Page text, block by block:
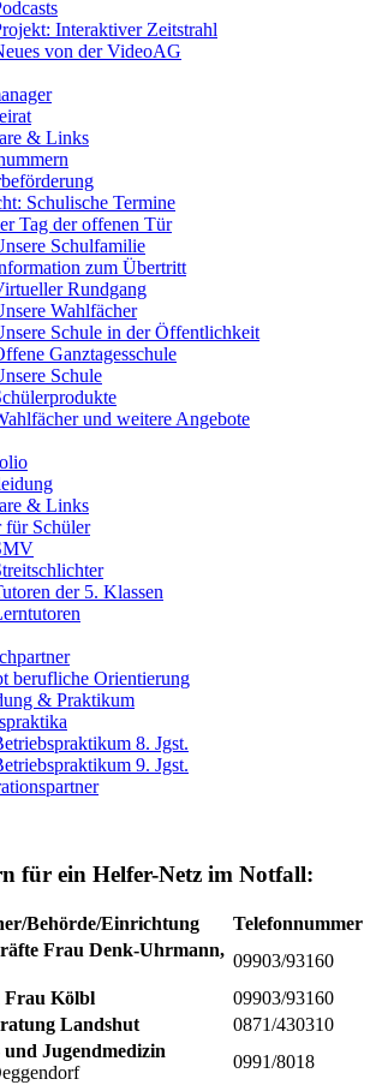
Interaktiver Zeitstrahl
von der VideoAG
& Links
Schulische Termine
Tag der offenen Tür
Schulfamilie
zum Übertritt
Rundgang
Wahlfächer
Schule in der Öffentlichkeit
Ganztagesschule
Schule
und weitere Angebote
& Links
für Schüler
der 5. Klassen
berufliche Orientierung
& Praktikum
8. Jgst.
9. Jgst.
für ein Helfer-Netz im Notfall:
Behörde/Einrichtung
Telefonnummer
Frau Denk-Uhrmann,
09903/93160
Frau Kölbl
09903/93160
Landshut
0871/430310
Jugendmedizin
0991/8018